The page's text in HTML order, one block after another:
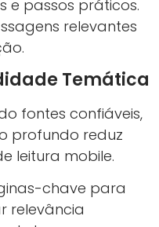
e passos práticos.
relevantes
Temática
fontes confiáveis,
profundo reduz
leitura mobile.
chave para
relevância